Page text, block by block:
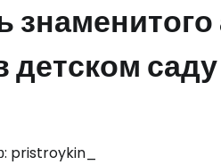
детском
pristroykin_